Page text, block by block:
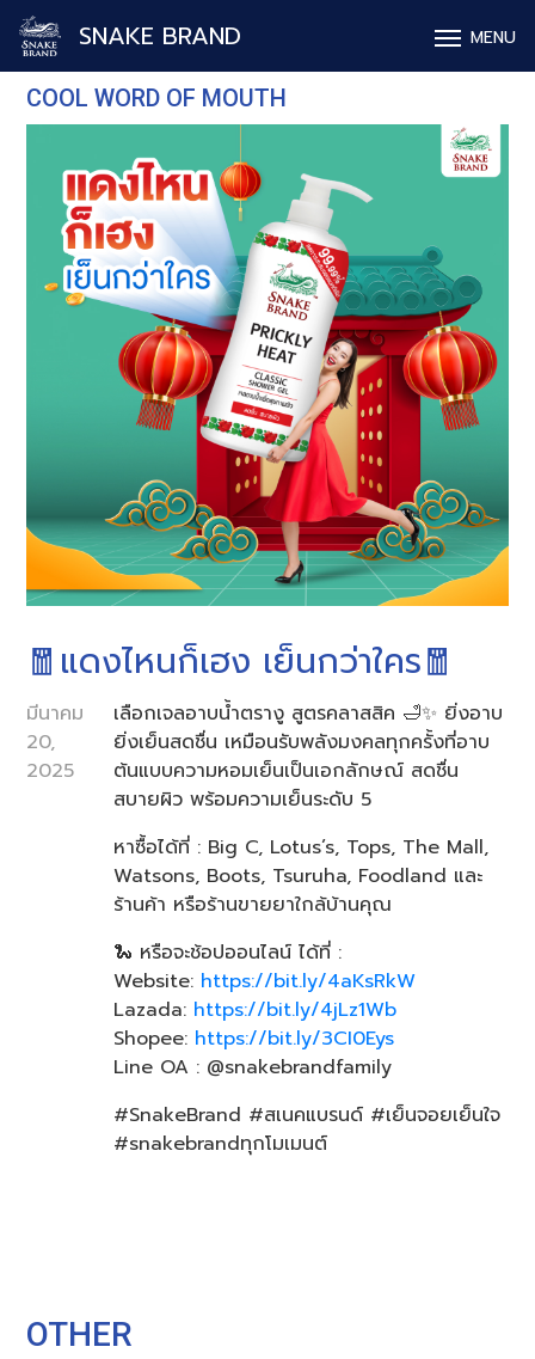
SNAKE BRAND MENU
COOL WORD OF MOUTH
🧧แดงไหนก็เฮง เย็นกว่าใคร🧧
มีนาคม
20,
2025
เลือกเจลอาบน้ำตรางู สูตรคลาสสิค 🛁✨ ยิ่งอาบ
ยิ่งเย็นสดชื่น เหมือนรับพลังมงคลทุกครั้งที่อาบ
ต้นแบบความหอมเย็นเป็นเอกลักษณ์ สดชื่น
สบายผิว พร้อมความเย็นระดับ 5
หาซื้อได้ที่ : Big C, Lotus’s, Tops, The Mall,
Watsons, Boots, Tsuruha, Foodland และ
ร้านค้า หรือร้านขายยาใกล้บ้านคุณ
🐍 หรือจะช้อปออนไลน์ ได้ที่ :
Website: https://bit.ly/4aKsRkW
Lazada: https://bit.ly/4jLz1Wb
Shopee: https://bit.ly/3CI0Eys
Line OA : @snakebrandfamily
#SnakeBrand #สเนคแบรนด์​ #เย็นจอยเย็นใจ
#snakebrandทุกโมเมนต์
OTHER